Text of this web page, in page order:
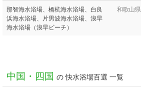
那智海水浴場、橋杭海水浴場、白良
浜海水浴場、片男波海水浴場、浪早
海水浴場（浪早ビーチ）
和歌山県
中国・四国 の 快水浴場百選 一覧